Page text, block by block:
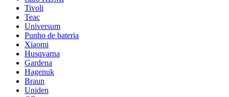
Tivoli
Teac
Universum
Punho de bateria
Xiaomi
Husqvarna
Gardena
Hagenuk
Braun
Uniden